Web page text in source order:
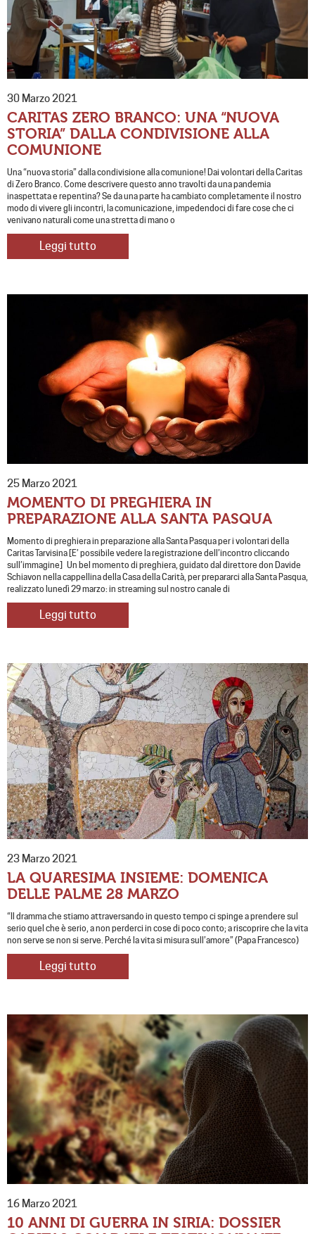
30 Marzo 2021
CARITAS ZERO BRANCO: UNA “NUOVA
STORIA” DALLA CONDIVISIONE ALLA
COMUNIONE
Una “nuova storia” dalla condivisione alla comunione! Dai volontari della Caritas
di Zero Branco. Come descrivere questo anno travolti da una pandemia
inaspettata e repentina? Se da una parte ha cambiato completamente il nostro
modo di vivere gli incontri, la comunicazione, impedendoci di fare cose che ci
venivano naturali come una stretta di mano o
Leggi tutto
25 Marzo 2021
MOMENTO DI PREGHIERA IN
PREPARAZIONE ALLA SANTA PASQUA
Momento di preghiera in preparazione alla Santa Pasqua per i volontari della
Caritas Tarvisina [E’ possibile vedere la registrazione dell’incontro cliccando
sull’immagine] Un bel momento di preghiera, guidato dal direttore don Davide
Schiavon nella cappellina della Casa della Carità, per prepararci alla Santa Pasqua,
realizzato lunedì 29 marzo: in streaming sul nostro canale di
Leggi tutto
23 Marzo 2021
LA QUARESIMA INSIEME: DOMENICA
DELLE PALME 28 MARZO
“Il dramma che stiamo attraversando in questo tempo ci spinge a prendere sul
serio quel che è serio, a non perderci in cose di poco conto; a riscoprire che la vita
non serve se non si serve. Perché la vita si misura sull’amore” (Papa Francesco)
Leggi tutto
16 Marzo 2021
10 ANNI DI GUERRA IN SIRIA: DOSSIER